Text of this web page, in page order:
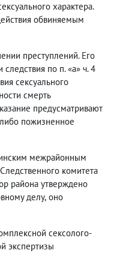
характера.
обвиняемым
преступлений. Его
по п. «а» ч. 4
сексуального
смерть
предусматривают
пожизненное
межрайонным
комитета
района утверждено
делу, оно
сексолого-
экспертизы